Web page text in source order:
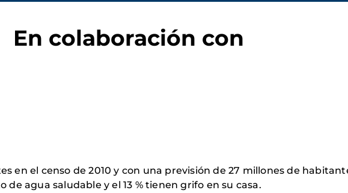
En colaboración con
en el censo de 2010 y con una previsión de 27 millones de
agua saludable y el 13 % tienen grifo en su casa.